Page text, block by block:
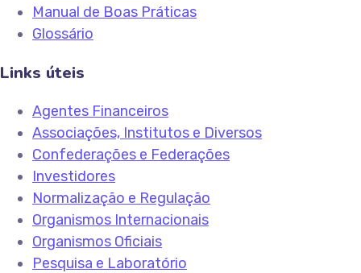
Manual de Boas Práticas
Glossário
Links úteis
Agentes Financeiros
Associações, Institutos e Diversos
Confederações e Federações
Investidores
Normalização e Regulação
Organismos Internacionais
Organismos Oficiais
Pesquisa e Laboratório